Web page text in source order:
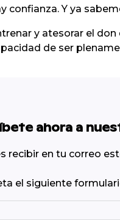
confianza. Y ya
y atesorar el
de ser
ahora a
recibir en tu correo
el siguiente